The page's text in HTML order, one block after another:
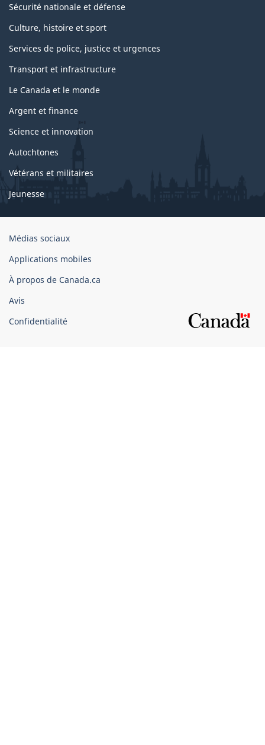
Sécurité nationale et défense
Culture, histoire et sport
Services de police, justice et urgences
Transport et infrastructure
Le Canada et le monde
Argent et finance
Science et innovation
Autochtones
Vétérans et militaires
Jeunesse
Organisation
gouvernement
du
Canada
Médias sociaux
Applications mobiles
À propos de Canada.ca
Avis
Confidentialité